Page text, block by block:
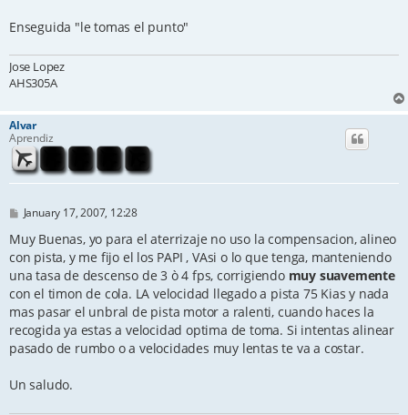
Enseguida "le tomas el punto"
Jose Lopez
AHS305A
Alvar
Aprendiz
P
s
January 17, 2007, 12:28
Muy Buenas, yo para el aterrizaje no uso la compensacion, alineo
con pista, y me fijo el los PAPI , VAsi o lo que tenga, manteniendo
una tasa de descenso de 3 ò 4 fps, corrigiendo muy suavemente
con el timon de cola. LA velocidad llegado a pista 75 Kias y nada
mas pasar el unbral de pista motor a ralenti, cuando haces la
recogida ya estas a velocidad optima de toma. Si intentas alinear
pasado de rumbo o a velocidades muy lentas te va a costar.
Un saludo.